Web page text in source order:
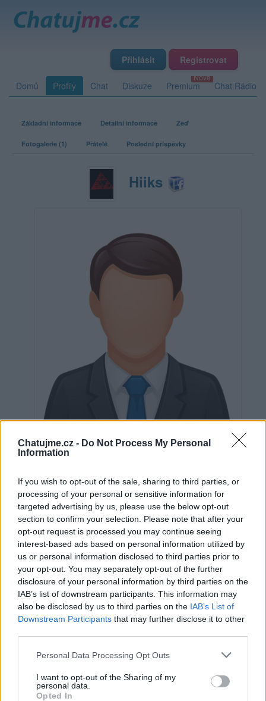
Chatujme.cz - Do Not Process My Personal
Information
If you wish to opt-out of the sale, sharing to third parties, or
processing of your personal or sensitive information for
targeted advertising by us, please use the below opt-out
section to confirm your selection. Please note that after your
opt-out request is processed you may continue seeing
interest-based ads based on personal information utilized by
us or personal information disclosed to third parties prior to
your opt-out. You may separately opt-out of the further
disclosure of your personal information by third parties on the
IAB’s list of downstream participants. This information may
also be disclosed by us to third parties on the IAB’s List of
Downstream Participants that may further disclose it to other
Personal Data Processing Opt Outs
I want to opt-out of the Sharing of my
personal data.
Opted In
Přihlásit Registrovat
Domů Profily Chat Diskuze Premium Chat Rádio
Základní informace Detailní informace Zeď
Fotogalerie (1) Přátelé Poslední příspěvky
Hiiks
0 uživatelům se líbí
Věk: 53
Město: Brno
Okres: Brno-město
Země: Terra
Kontakt
Napsat uživateli vzkaz
Facebook
: XXX
Twitter:XXX